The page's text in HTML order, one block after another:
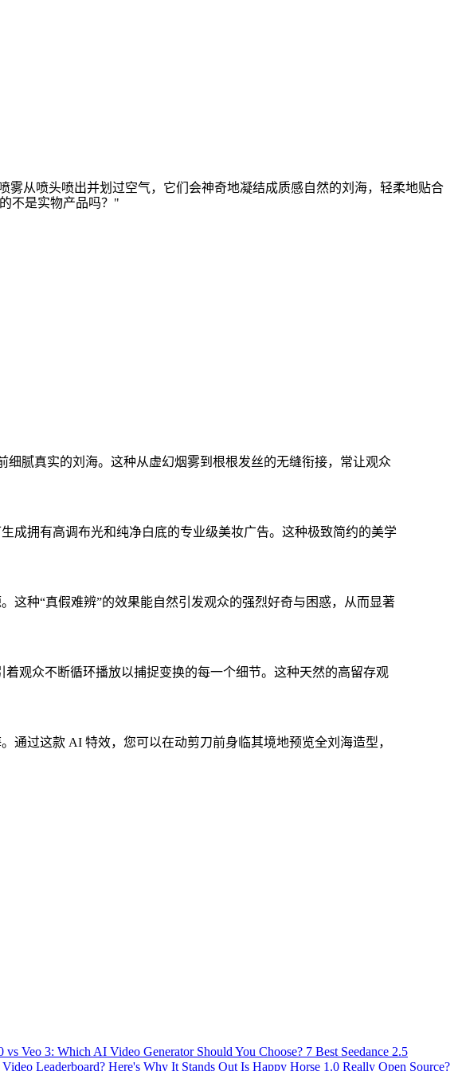
从喷头喷出并划过空气，它们会神奇地凝结成质感自然的刘海，轻柔地贴合
不是实物产品吗？"
腻真实的刘海。这种从虚幻烟雾到根根发丝的无缝衔接，常让观众
成拥有高调布光和纯净白底的专业级美妆广告。这种极致简约的美学
这种“真假难辨”的效果能自然引发观众的强烈好奇与困惑，从而显著
观众不断循环播放以捕捉变换的每一个细节。这种天然的高留存观
通过这款 AI 特效，您可以在动剪刀前身临其境地预览全刘海造型，
vs Veo 3: Which AI Video Generator Should You Choose? 7 Best Seedance 2.5
Leaderboard? Here's Why It Stands Out Is Happy Horse 1.0 Really Open Source?